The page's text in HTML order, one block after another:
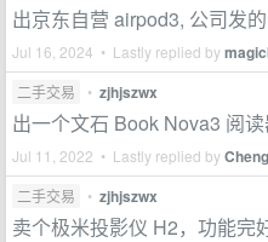
出京东自营 airpod3, 公司发
Jul 16, 2024 • Lastly replied by
二手交易 • zjhjszwx
出一个文石 Book Nova3 阅
Jul 11, 2022 • Lastly replied by
二手交易 • zjhjszwx
卖个极米投影仪 H2，功能完